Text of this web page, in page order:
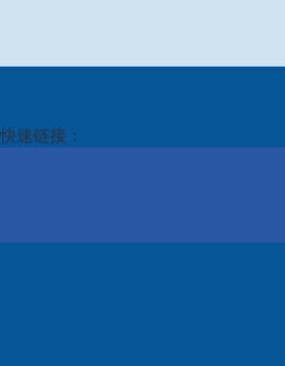
快速链接：